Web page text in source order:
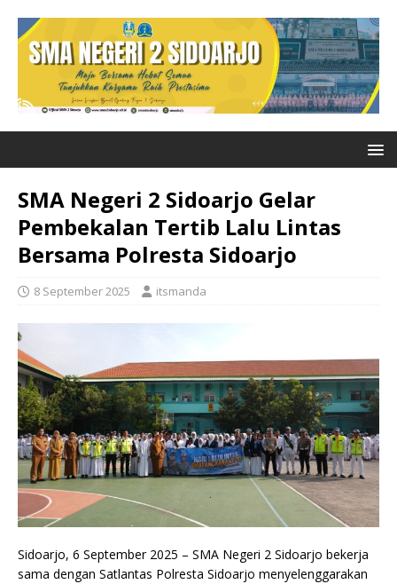
SMA Negeri 2 Sidoarjo Gelar
Pembekalan Tertib Lalu Lintas
Bersama Polresta Sidoarjo
8 September 2025 itsmanda
Sidoarjo, 6 September 2025 – SMA Negeri 2 Sidoarjo bekerja
sama dengan Satlantas Polresta Sidoarjo menyelenggarakan